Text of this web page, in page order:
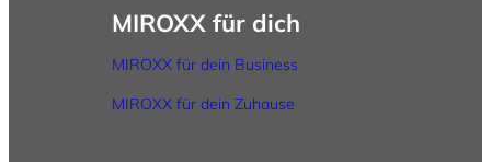
MIROXX für dich
MIROXX für dein Business
MIROXX für dein Zuhause